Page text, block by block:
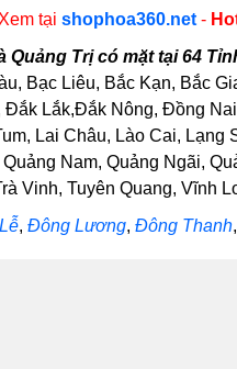
Xem tại shophoa360.net-
Trị có mặt tại 64
Bạc Liêu, Bắc Kạn, Bắc
Lắk,Đắk Nông, Đồng
Lai Châu, Lào Cai,
Nam, Quảng Ngãi,
Vinh, Tuyên Quang, Vĩnh
, Đông Lương, Đông Thanh,